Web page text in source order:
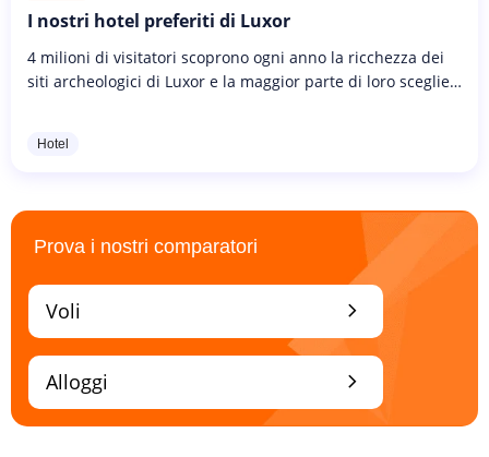
I nostri hotel preferiti di Luxor
4 milioni di visitatori scoprono ogni anno la ricchezza dei
siti archeologici di Luxor e la maggior parte di loro sceglie
Hotel
Prova i nostri comparatori
chevron_right
Voli
chevron_right
Alloggi